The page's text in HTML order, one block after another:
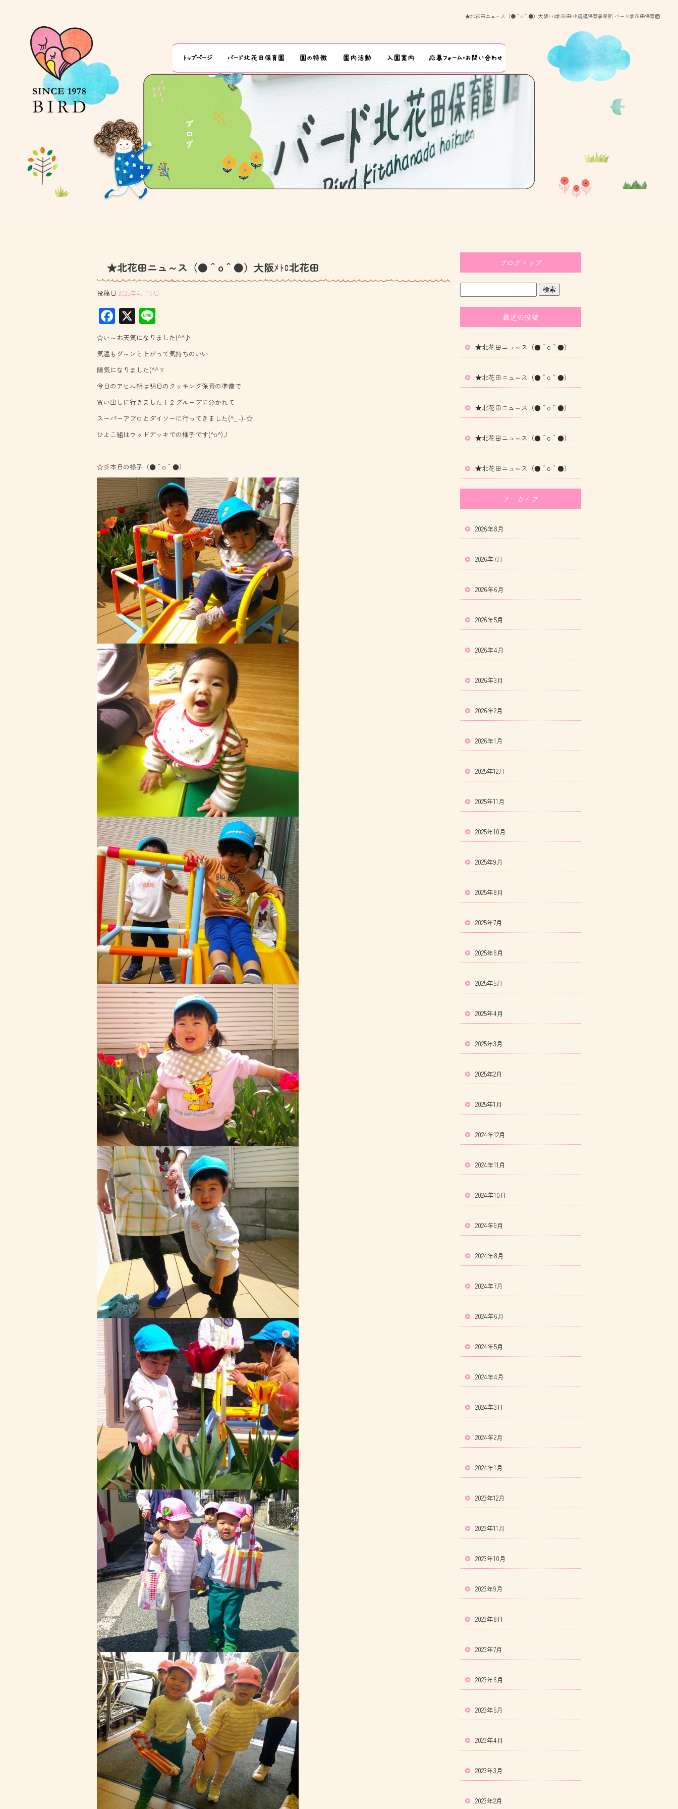
★北花田ニュ～ス（●＾o＾●）大阪ﾒﾄﾛ北花田|小規模保育事業所 バード北花田保育園
★北花田ニュ～ス（●＾o＾●）大阪ﾒﾄﾛ北花田
投稿日 2025年4月16日
F
ac
e
b
o
ok
X
ne
☆い～お天気になりました(^^♪
気温もグ～ンと上がって気持ちのいい
陽気になりました(^^ゞ
今日のアヒル組は明日のクッキング保育の準備で
買い出しに行きました！２グループに分かれて
スーパーアプロとダイソーに行ってきました(^_-)-☆
ひよこ組はウッドデッキでの様子です(^o^)丿
☆彡本日の様子（●＾o＾●）
ブログトップ
最近の投稿
★北花田ニュ～ス（●＾o＾●）
★北花田ニュ～ス（●＾o＾●）
★北花田ニュ～ス（●＾o＾●）
★北花田ニュ～ス（●＾o＾●）
★北花田ニュ～ス（●＾o＾●）
アーカイブ
2026年8月
2026年7月
2026年6月
2026年5月
2026年4月
2026年3月
2026年2月
2026年1月
2025年12月
2025年11月
2025年10月
2025年9月
2025年8月
2025年7月
2025年6月
2025年5月
2025年4月
2025年3月
2025年2月
2025年1月
2024年12月
2024年11月
2024年10月
2024年9月
2024年8月
2024年7月
2024年6月
2024年5月
2024年4月
2024年3月
2024年2月
2024年1月
2023年12月
2023年11月
2023年10月
2023年9月
2023年8月
2023年7月
2023年6月
2023年5月
2023年4月
2023年3月
2023年2月